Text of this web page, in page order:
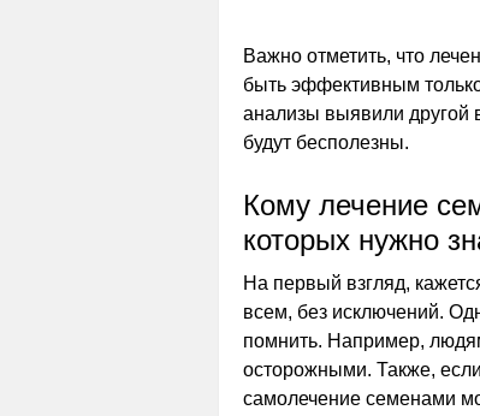
Важно отметить, что
быть эффективным
анализы выявили другой
будут бесполезны.
Кому лечение
которых нужно
На первый взгляд,
всем, без исключений.
помнить. Например,
осторожными. Также, если
самолечение семенами